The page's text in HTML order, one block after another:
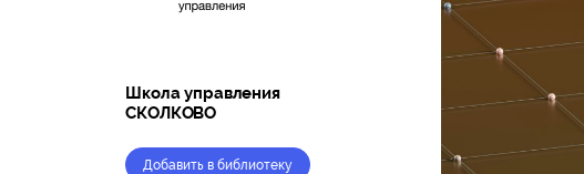
Школа управления
СКОЛКОВО
Добавить в библиотеку